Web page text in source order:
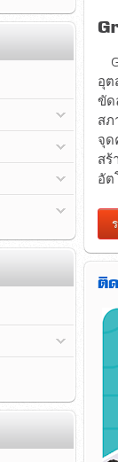
อุต
ขัด
สภ
จุด
สร้
อัต
ติ